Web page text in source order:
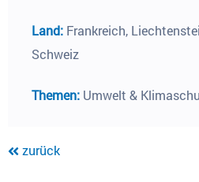
Land: Frankreich,
Schweiz
Themen: Umwelt &
zurück